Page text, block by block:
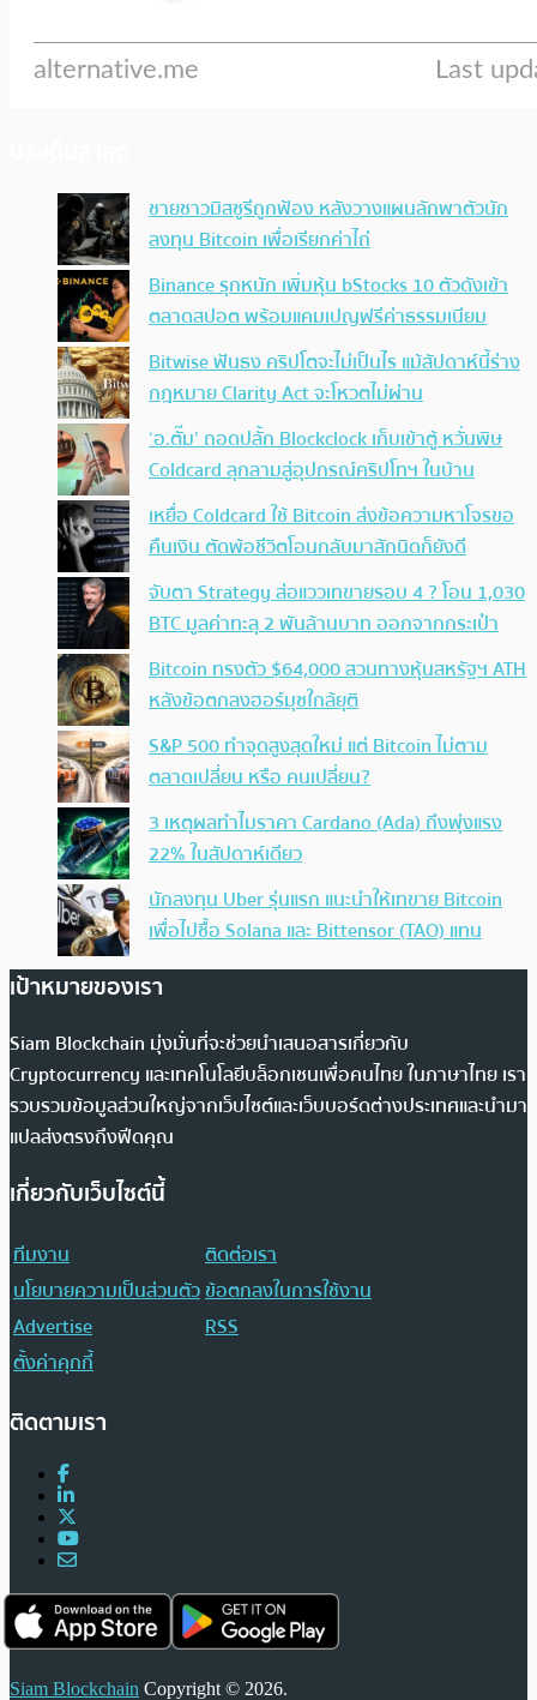
ชายชาวมิสซูรีถูกฟ้อง หลังวางแผนลักพาตัวนัก
ลงทุน Bitcoin เพื่อเรียกค่าไถ่
Binance รุกหนัก เพิ่มหุ้น bStocks 10 ตัวดังเข้า
ตลาดสปอต พร้อมแคมเปญฟรีค่าธรรมเนียม
Bitwise ฟันธง คริปโตจะไม่เป็นไร แม้สัปดาห์นี้ร่าง
กฎหมาย Clarity Act จะโหวตไม่ผ่าน
‘อ.ตั๊ม’ ถอดปลั้ก Blockclock เก็บเข้าตู้ หวั่นพิษ
Coldcard ลุกลามสู่อุปกรณ์คริปโทฯ ในบ้าน
เหยื่อ Coldcard ใช้ Bitcoin ส่งข้อความหาโจรขอ
คืนเงิน ตัดพ้อชีวิตโอนกลับมาสักนิดก็ยังดี
จับตา Strategy ส่อแววเทขายรอบ 4 ? โอน 1,030
BTC มูลค่าทะลุ 2 พันล้านบาท ออกจากกระเป๋า
Bitcoin ทรงตัว $64,000 สวนทางหุ้นสหรัฐฯ ATH
หลังข้อตกลงฮอร์มุซใกล้ยุติ
S&P 500 ทำจุดสูงสุดใหม่ แต่ Bitcoin ไม่ตาม
ตลาดเปลี่ยน หรือ คนเปลี่ยน?
3 เหตุผลทำไมราคา Cardano (Ada) ถึงพุ่งแรง
22% ในสัปดาห์เดียว
นักลงทุน Uber รุ่นแรก แนะนำให้เทขาย Bitcoin
เพื่อไปซื้อ Solana และ Bittensor (TAO) แทน
เป้าหมายของเรา
Siam Blockchain มุ่งมั่นที่จะช่วยนำเสนอสารเกี่ยวกับ
Cryptocurrency และเทคโนโลยีบล็อกเชนเพื่อคนไทย ในภาษาไทย เรา
รวบรวมข้อมูลส่วนใหญ่จากเว็บไซต์และเว็บบอร์ดต่างประเทศและนำมา
แปลส่งตรงถึงฟีดคุณ
เกี่ยวกับเว็บไซต์นี้
ทีมงาน
ติดต่อเรา
นโยบายความเป็นส่วนตัวข้อตกลงในการใช้งาน
Advertise
RSS
ตั้งค่าคุกกี้
ติดตามเรา
Siam Blockchain Copyright © 2026.